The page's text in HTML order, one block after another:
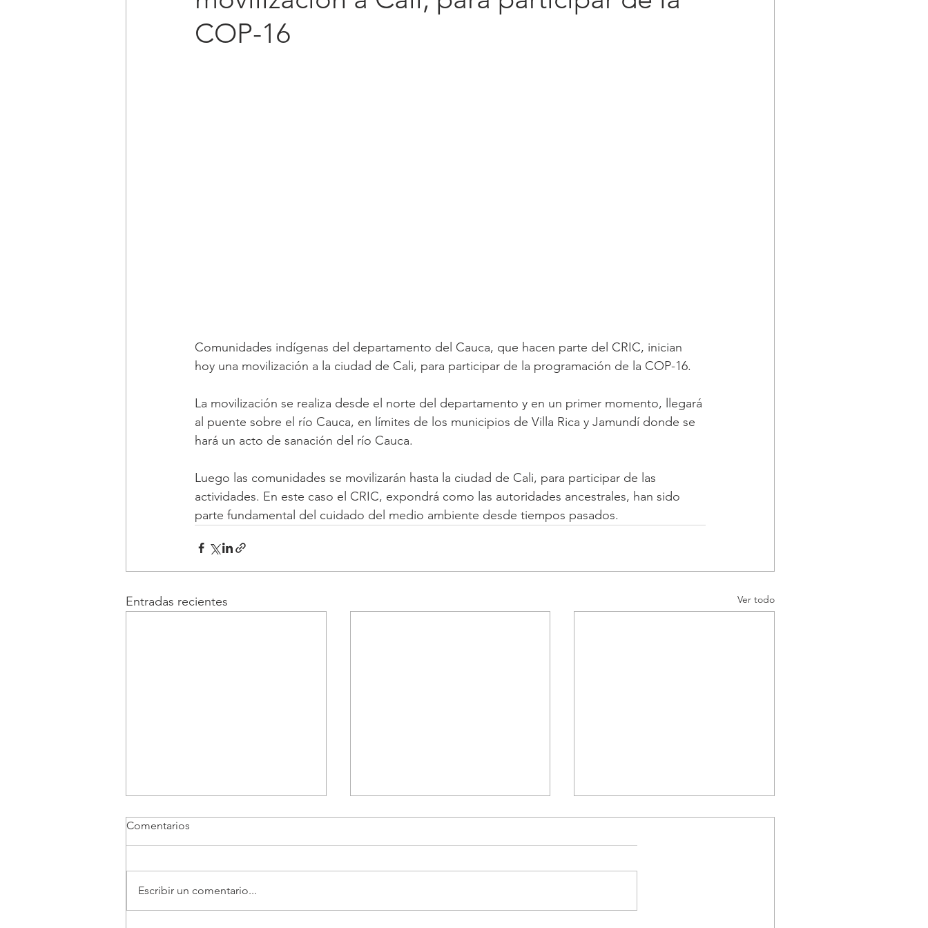
COP-16
Comunidades indígenas del departamento del Cauca, que hacen parte del CRIC, inician
hoy una movilización a la ciudad de Cali, para participar de la programación de la COP-16.
La movilización se realiza desde el norte del departamento y en un primer momento, llegará
al puente sobre el río Cauca, en límites de los municipios de Villa Rica y Jamundí donde se
hará un acto de sanación del río Cauca.
Luego las comunidades se movilizarán hasta la ciudad de Cali, para participar de las
actividades. En este caso el CRIC, expondrá como las autoridades ancestrales, han sido
parte fundamental del cuidado del medio ambiente desde tiempos pasados.
Entradas recientes Ver todo
Comentarios
Escribir un comentario...